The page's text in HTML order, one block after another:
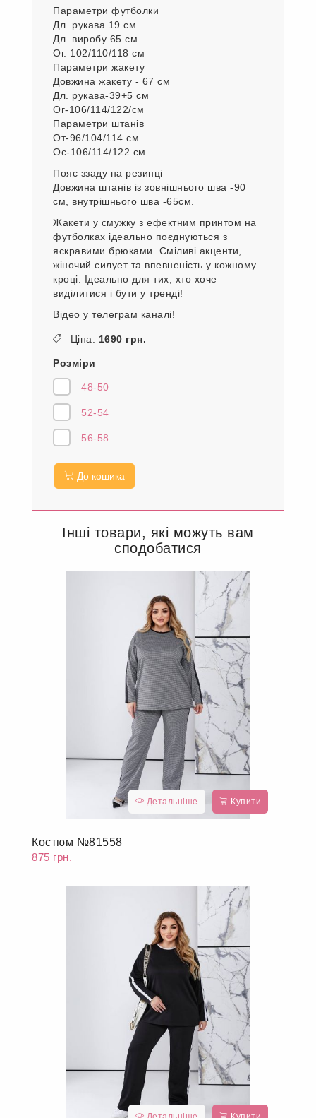
Параметри футболки
Дл. рукава 19 см
Дл. виробу 65 см
Ог. 102/110/118 см
Параметри жакету
Довжина жакету - 67 см
Дл. рукава-39+5 см
Ог-106/114/122/см
Параметри штанів
От-96/104/114 см
Ос-106/114/122 см
Пояс ззаду на резинці
Довжина штанів із зовнішнього шва -90
см, внутрішнього шва -65см.
Жакети у смужку з ефектним принтом на
футболках ідеально поєднуються з
яскравими брюками. Сміливі акценти,
жіночий силует та впевненість у кожному
кроці. Ідеально для тих, хто хоче
виділитися і бути у тренді!
Відео у телеграм каналі!
Ціна: 1690 грн.
Розміри
48-50
52-54
56-58
До кошика
Інші товари, які можуть вам
сподобатися
Детальніше Купити
Костюм №81558
875 грн.